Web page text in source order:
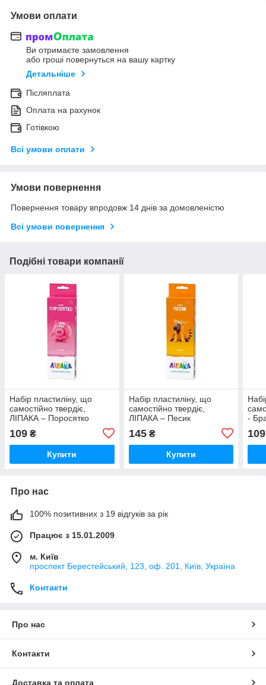
Умови оплати
Ви отримаєте замовлення
або гроші повернуться на вашу картку
Детальніше
Післяплата
Оплата на рахунок
Готівкою
Всі умови оплати
Умови повернення
Повернення товару впродовж 14 днів за домовленістю
Всі умови повернення
Подібні товари компанії
Набір пластиліну, що
самостійно твердіє,
ЛІПАКА – Поросятко
109 ₴
Купити
Набір пластиліну, що
самостійно твердіє,
ЛІПАКА – Песик
145₴
Купити
-
109
Про нас
100% позитивних з 19 відгуків за рік
Працює з 15.01.2009
м. Київ
проспект Берестейський, 123, оф. 201, Київ, Україна
Контакти
Про нас
Контакти
Доставка та оплата